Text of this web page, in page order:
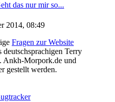
das nur mir so...
2014, 08:49
Fragen zur Website
deutschsprachigen Terry
Ankh-Morpork.de und
gestellt werden.